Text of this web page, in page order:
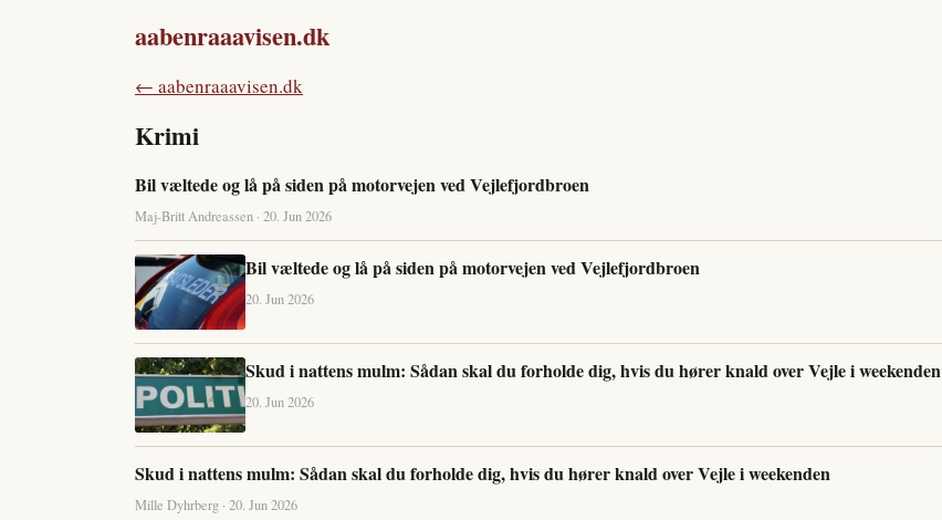
aabenraaavisen.dk
← aabenraaavisen.dk
Krimi
Bil væltede og lå på siden på motorvejen ved Vejlefjordbroen
Maj-Britt Andreassen · 20. Jun 2026
Bil væltede og lå på siden på motorvejen ved Vejlefjordbroen
20. Jun 2026
Skud i nattens mulm: Sådan skal du forholde dig, hvis du hører knald over Vejle i weekenden
20. Jun 2026
Skud i nattens mulm: Sådan skal du forholde dig, hvis du hører knald over Vejle i weekenden
Mille Dyhrberg · 20. Jun 2026